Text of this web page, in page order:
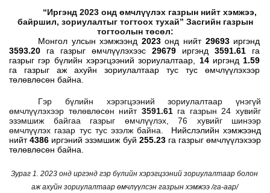
“Иргэнд 2023 онд өмчлүүлэх газрын нийт хэмжээ,
байршил, зориулалтыг тогтоох тухай” Засгийн газрын
тогтоолын төсөл:
Монгол улсын хэмжээнд 2023онд нийт 29693 иргэнд
3593.20 га газрыг өмчлүүлэхээс29679 иргэнд3591.61 га
газрыг гэр бүлийн хэрэгцээний зориулалтаар, 14иргэнд 1.59
га газрыг аж ахуйн зориулалтаар тус тус өмчлүүлэхээр
төлөвлөсөн байна.
Гэр бүлийн хэрэгцээний зориулалтаар үнэгүй
өмчлүүлэхээр төлөвлөсөн нийт 3591.61 га газрын 24 хувийг
эзэмшиж байгаа газрыг өмчлүүлэх, 76 хувийг шинээр
өмчлүүлэх газар тус тус эзэлж байна. Нийслэлийн хэмжээнд
нийт4386 иргэний эзэмшиж буй 255.23 га газрыг өмчлүүлэхээр
төлөвлөсөн байна.
Зураг 1. 2023 онд иргэнд гэр бүлийн хэрэгцээний зориулалтаар болон
аж ахуйн зориулалтаар өмчлүүлсэн газрын хэмжээ /га-аар/